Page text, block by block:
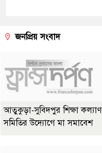
জনপ্রিয় সংবাদ
আতুকুড়া-সুবিদপুর শিক্ষা কল্যাণ
সমিতির উদ্যোগে মা সমাবেশ